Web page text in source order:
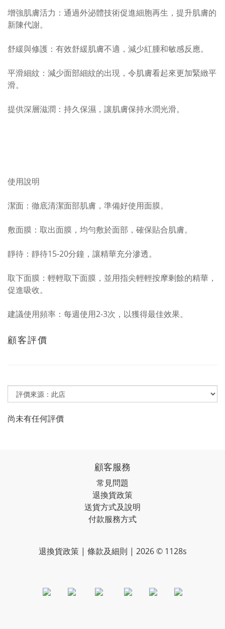
增強肌膚活力：通過外泌體技術促進細胞再生，提升肌膚的
新陳代謝。
舒緩與修護：有效舒緩肌膚不適，減少紅腫和敏感反應。
平滑細紋：減少面部細紋的出現，令肌膚看起來更加緊緻平
滑。
提供深層滋潤：持久保濕，讓肌膚保持水潤光滑。
使用說明
潔面：徹底清潔面部肌膚，準備好使用面膜。
敷面膜：取出面膜，均勻敷於面部，確保貼合肌膚。
靜待：靜待15-20分鐘，讓精華充分滲透。
取下面膜：輕輕取下面膜，並用指尖輕輕按摩剩餘的精華，
促進吸收。
建議使用頻率：每週使用2-3次，以獲得最佳效果。
顧客評價
尚未有任何評價
顧客服務
常見問題
退換貨政策
送貨方式及說明
付款服務方式
退換貨政策 | 條款及細則 | 2026 © 1128s